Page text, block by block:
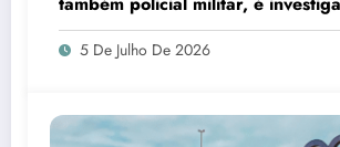
crime
5 De Julho De 2026